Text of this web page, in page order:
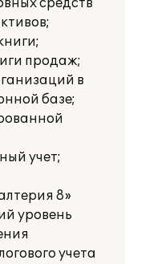
средств
продаж;
в
базе;
учет;
8»
уровень
учета